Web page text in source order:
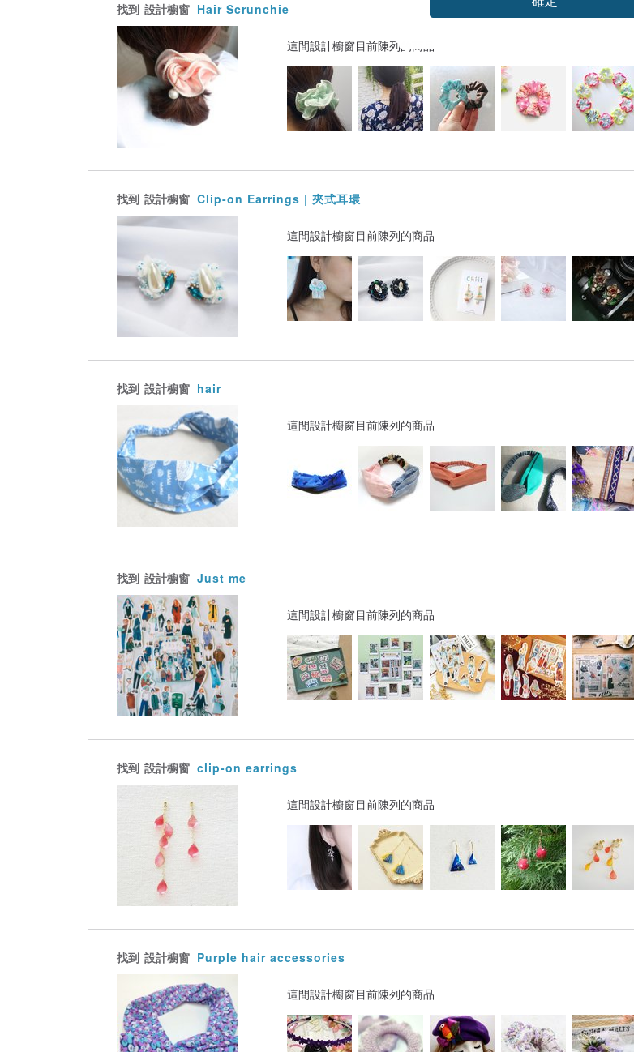
找到 設計櫥窗 Hair Scrunchie
這間設計櫥窗目前陳列的商品
找到 設計櫥窗 Clip-on Earrings | 夾式耳環
這間設計櫥窗目前陳列的商品
找到 設計櫥窗 hair
這間設計櫥窗目前陳列的商品
找到 設計櫥窗 Just me
這間設計櫥窗目前陳列的商品
找到 設計櫥窗 clip-on earrings
這間設計櫥窗目前陳列的商品
找到 設計櫥窗 Purple hair accessories
這間設計櫥窗目前陳列的商品